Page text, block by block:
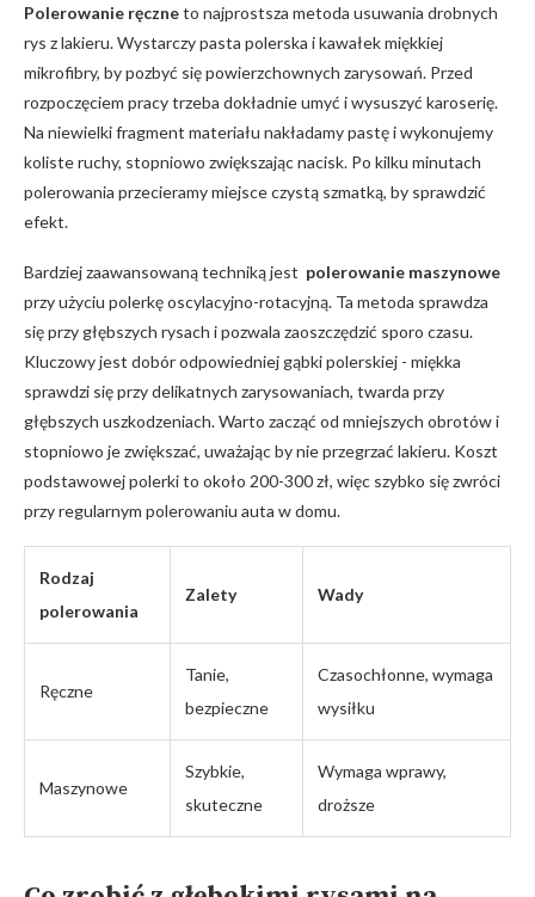
Polerowanie⁤ ręczneto‌ najprostsza‌ metoda ⁣usuwania drobnych
rys z ⁤lakieru. Wystarczy pasta ‌polerska i kawałek miękkiej
mikrofibry,⁣ by pozbyć się powierzchownych zarysowań.⁣ Przed
rozpoczęciem⁤ pracy trzeba dokładnie umyć i wysuszyć karoserię.
Na niewielki ​fragment materiału​ nakładamy pastę i wykonujemy
koliste ⁤ruchy, stopniowo zwiększając nacisk. ​Po kilku ⁢minutach‌
polerowania ⁤przecieramy miejsce czystą szmatką,⁢ by sprawdzić
efekt.
Bardziej zaawansowaną techniką jest ⁢ polerowanie maszynowe
przy użyciu polerkę oscylacyjno-rotacyjną. Ta metoda⁣ sprawdza
się przy głębszych rysach i pozwala zaoszczędzić sporo czasu.
Kluczowy⁤ jest dobór odpowiedniej gąbki polerskiej ⁤- miękka
sprawdzi się przy delikatnych zarysowaniach,⁢ twarda ⁢przy
głębszych uszkodzeniach. Warto zacząć od mniejszych obrotów i
stopniowo je zwiększać,​ uważając by nie przegrzać lakieru. Koszt​
podstawowej polerki to około ⁤200-300 zł,‍ więc szybko⁤ się zwróci
przy regularnym polerowaniu auta w ⁢domu.
Rodzaj
polerowania
Zalety Wady
Ręczne
Tanie,
bezpieczne
Czasochłonne, wymaga
wysiłku
Maszynowe
Szybkie,‌
skuteczne
Wymaga wprawy,
droższe